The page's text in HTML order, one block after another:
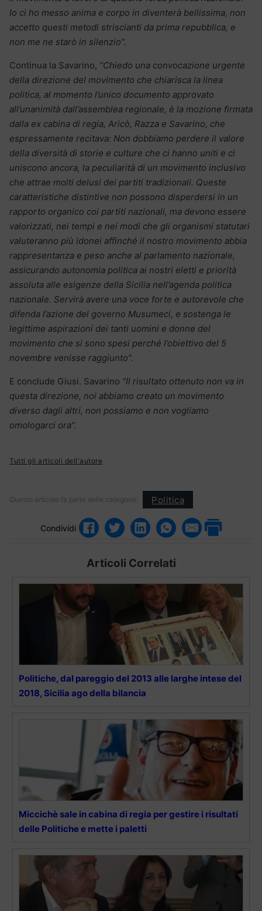
Io ci ho messo anima e corpo in diventerà bellissima, non
accetto questi metodi striscianti da prima repubblica, e
non me ne starò in silenzio”.
Continua la Savarino, “Chiedo una convocazione urgente
della direzione del movimento che chiarisca la linea
politica, al momento l’unico documento approvato
all’unanimità dall’assemblea regionale, è la mozione firmata
dalla ex cabina di regia, Aricò, Razza e Savarino, che
espressamente recitava: Non dobbiamo perdere il valore
della diversità di storie e culture che ci hanno uniti e ci
uniscono ancora, la peculiarità di un movimento inclusivo
che attrae molti delusi dei partiti tradizionali. Queste
caratteristiche distintive non possono disperdersi in un
rapporto organico coi partiti nazionali, ma devono essere
valorizzati, nei tempi e nei modi che gli organismi statutari
valuteranno più idonei affinché il nostro movimento abbia
rappresentanza e peso anche al parlamento nazionale,
assicurando autonomia politica ai nostri eletti e priorità
assoluta alle esigenze della Sicilia nell’agenda politica
nazionale. Servirà avere una voce forte e autorevole che
difenda l’azione del governo Musumeci, e sostenga le
legittime aspirazioni dei tanti uomini e donne del
movimento che si sono spesi perché l’obiettivo del 5
novembre venisse raggiunto”.
E conclude Giusi. Savarino “Il risultato ottenuto non va in
questa direzione, noi abbiamo creato un movimento
diverso dagli altri, non possiamo e non vogliamo
omologarci ora”.
Tutti gli articoli dell'autore
Questo articolo fa parte delle categorie: Politica
Condividi
Articoli Correlati
Politiche, dal pareggio del 2013 alle larghe intese del
2018, Sicilia ago della bilancia
Miccichè sale in cabina di regia per gestire i risultati
delle Politiche e mette i paletti